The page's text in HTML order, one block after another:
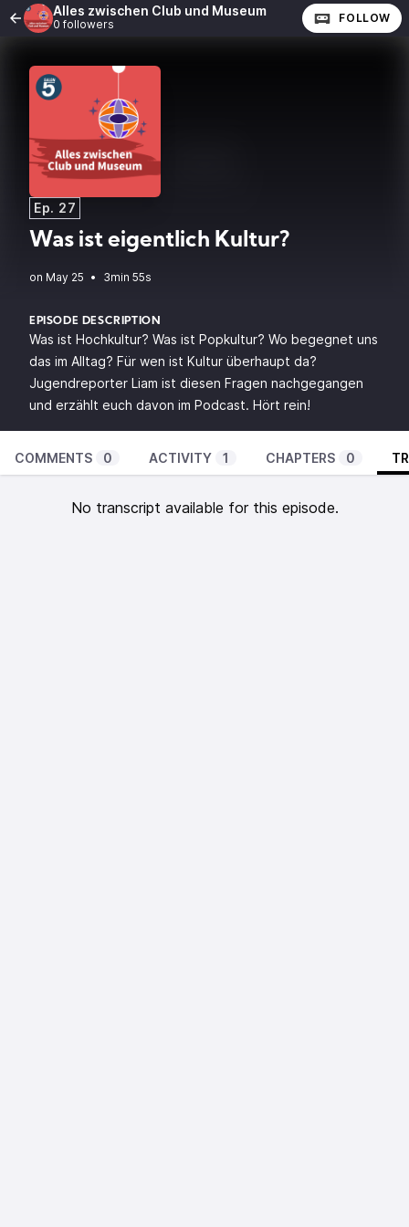
Alles zwischen Club und Museum
0 followers FOLLOW
Ep. 27
Was ist eigentlich Kultur?
• 3min 55s
EPISODE DESCRIPTION
Was ist Hochkultur? Was ist Popkultur? Wo begegnet uns
das im Alltag? Für wen ist Kultur überhaupt da?
Jugendreporter Liam ist diesen Fragen nachgegangen
und erzählt euch davon im Podcast. Hört rein!
COMMENTS 0 ACTIVITY 1 CHAPTERS 0
No transcript available for this episode.